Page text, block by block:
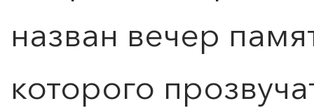
назван вечер
которого